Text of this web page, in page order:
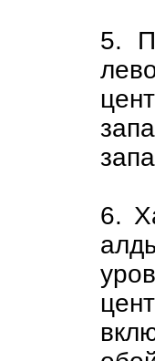
5.
6.